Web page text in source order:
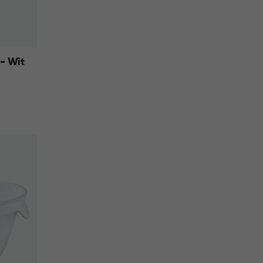
- Wit